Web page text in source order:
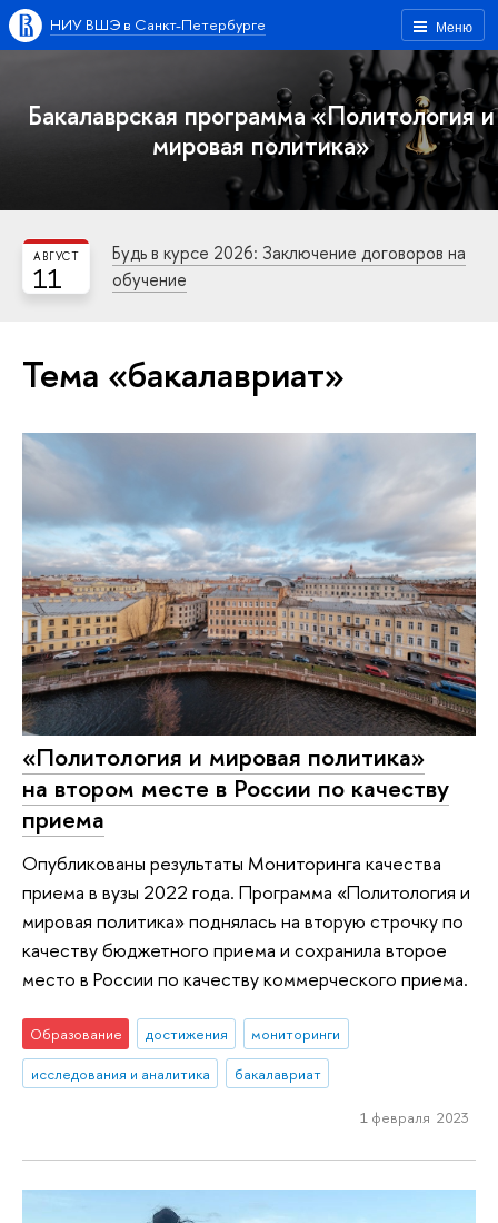
Меню
НИУ ВШЭ в Санкт-Петербурге
Бакалаврская программа «Политология и
мировая политика»
11
АВГУСТ
Будь в курсе 2026: Заключение договоров на
обучение
Тема «бакалавриат»
«Политология и мировая политика»
на втором месте в России по качеству
приема
Опубликованы результаты Мониторинга качества
приема в вузы 2022 года. Программа «Политология и
мировая политика» поднялась на вторую строчку по
качеству бюджетного приема и сохранила второе
место в России по качеству коммерческого приема.
Образование достижения
мониторинги
исследования и аналитика
бакалавриат
1 февраля 2023